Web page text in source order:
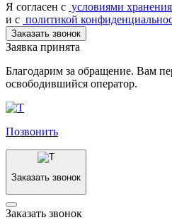
Я согласен c условиями
и с политикой
Заказать звонок
Заявка принята
Благодарим за обращение. Вам
освободившийся оператор.
Позвонить
Заказать звонок
Заказать звонок